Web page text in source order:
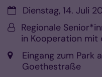
Datum:Dienstag, 14. Juli
Von:Regionale
in Kooperation mit
Ort:Eingang zum Park
Goethestraße